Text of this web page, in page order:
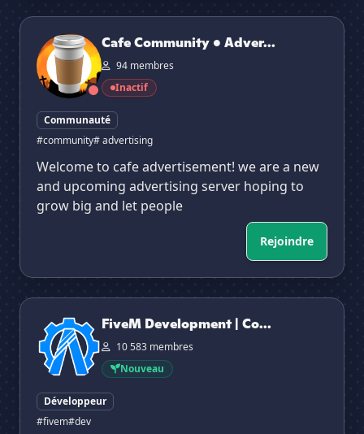
Cafe Community • Advertising • Nitro Giveaways
Cafe Community • Adver...
94 membres
Inactif
Communauté
#community# advertising
Welcome to cafe advertisement! we are a new
and upcoming advertising server hoping to
grow big and let people
Rejoindre
FiveM Development | Community Hub
FiveM Development | Co...
10 583 membres
Nouveau
Développeur
#fivem#dev